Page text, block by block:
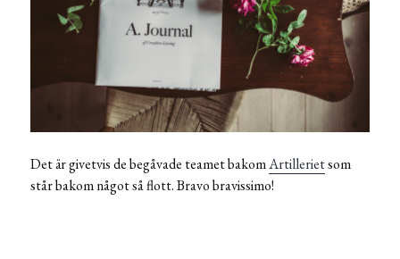
Det är givetvis de begåvade teamet bakomArtillerietsom
står bakom något så flott. Bravo bravissimo!